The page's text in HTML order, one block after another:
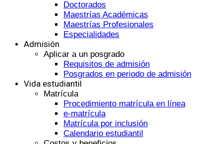
Doctorados
Maestrías Académicas
Maestrías Profesionales
Especialidades
Admisión
Aplicar a un posgrado
Requisitos de admisión
Posgrados en periodo de admisión
Vida estudiantil
Matrícula
Procedimiento matrícula en línea
e-matrícula
Matrícula por inclusión
Calendario estudiantil